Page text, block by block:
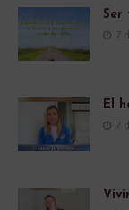
Ser
7
El
7